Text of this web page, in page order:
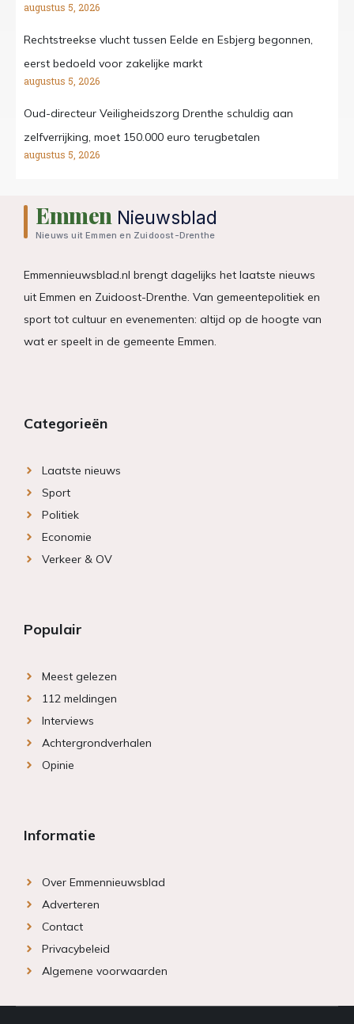
augustus 5, 2026
Rechtstreekse vlucht tussen Eelde en Esbjerg begonnen,
eerst bedoeld voor zakelijke markt
augustus 5, 2026
Oud-directeur Veiligheidszorg Drenthe schuldig aan
zelfverrijking, moet 150.000 euro terugbetalen
augustus 5, 2026
Emmen Nieuwsblad
Nieuws uit Emmen en Zuidoost-Drenthe
Emmennieuwsblad.nl brengt dagelijks het laatste nieuws
uit Emmen en Zuidoost-Drenthe. Van gemeentepolitiek en
sport tot cultuur en evenementen: altijd op de hoogte van
wat er speelt in de gemeente Emmen.
Categorieën
Laatste nieuws
Sport
Politiek
Economie
Verkeer & OV
Populair
Meest gelezen
112 meldingen
Interviews
Achtergrondverhalen
Opinie
Informatie
Over Emmennieuwsblad
Adverteren
Contact
Privacybeleid
Algemene voorwaarden